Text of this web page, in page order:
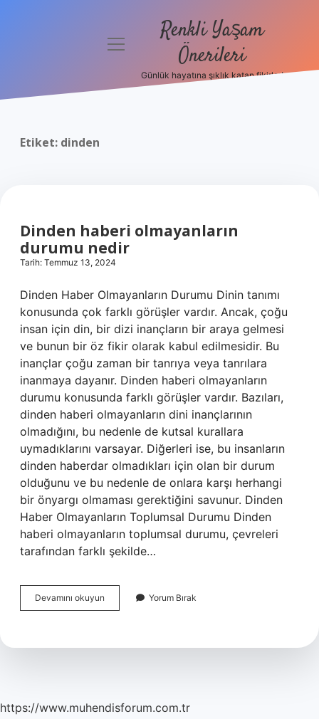
Politikası
menüyü
Renkli Yaşam
Önerileri
Günlük hayatına şıklık katan fikirler!
Etiket: dinden
Dinden haberi olmayanların
durumu nedir
Tarih: Temmuz 13, 2024
Dinden Haber Olmayanların Durumu Dinin tanımı
konusunda çok farklı görüşler vardır. Ancak, çoğu
insan için din, bir dizi inançların bir araya gelmesi
ve bunun bir öz fikir olarak kabul edilmesidir. Bu
inançlar çoğu zaman bir tanrıya veya tanrılara
inanmaya dayanır. Dinden haberi olmayanların
durumu konusunda farklı görüşler vardır. Bazıları,
dinden haberi olmayanların dini inançlarının
olmadığını, bu nedenle de kutsal kurallara
uymadıklarını varsayar. Diğerleri ise, bu insanların
dinden haberdar olmadıkları için olan bir durum
olduğunu ve bu nedenle de onlara karşı herhangi
bir önyargı olmaması gerektiğini savunur. Dinden
Haber Olmayanların Toplumsal Durumu Dinden
haberi olmayanların toplumsal durumu, çevreleri
tarafından farklı şekilde…
Devamını okuyun
haberi
nedir
Yorum Bırak
https://www.muhendisforum.com.tr